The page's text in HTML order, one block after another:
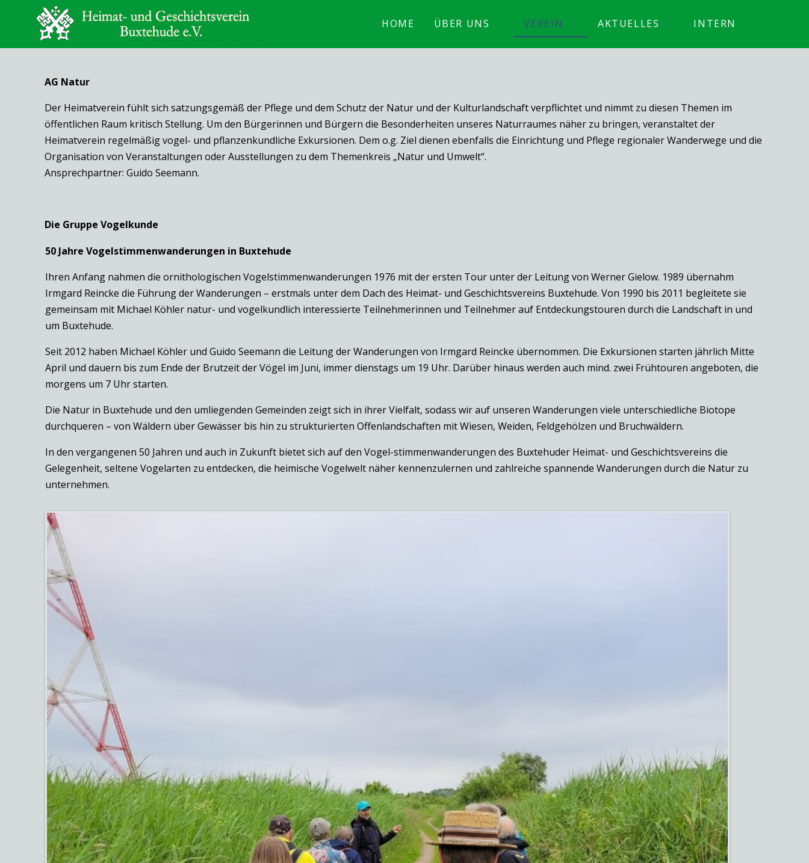
HOME ÜBER UNS VEREIN AKTUELLES INTERN
AG Natur
Der Heimatverein fühlt sich satzungsgemäß der Pflege und dem Schutz der Natur und der Kulturlandschaft verpflichtet und nimmt zu diesen Themen im
öffentlichen Raum kritisch Stellung. Um den Bürgerinnen und Bürgern die Besonderheiten unseres Naturraumes näher zu bringen, veranstaltet der
Heimatverein regelmäßig vogel- und pflanzenkundliche Exkursionen. Dem o.g. Ziel dienen ebenfalls die Einrichtung und Pflege regionaler Wanderwege und die
Organisation von Veranstaltungen oder Ausstellungen zu dem Themenkreis „Natur und Umwelt“.
Ansprechpartner: Guido Seemann.
Die Gruppe Vogelkunde
50 Jahre Vogelstimmenwanderungen in Buxtehude
Ihren Anfang nahmen die ornithologischen Vogelstimmenwanderungen 1976 mit der ersten Tour unter der Leitung von Werner Gielow. 1989 übernahm
Irmgard Reincke die Führung der Wanderungen – erstmals unter dem Dach des Heimat- und Geschichtsvereins Buxtehude. Von 1990 bis 2011 begleitete sie
gemeinsam mit Michael Köhler natur- und vogelkundlich interessierte Teilnehmerinnen und Teilnehmer auf Entdeckungstouren durch die Landschaft in und
um Buxtehude.
Seit 2012 haben Michael Köhler und Guido Seemann die Leitung der Wanderungen von Irmgard Reincke übernommen. Die Exkursionen starten jährlich Mitte
April und dauern bis zum Ende der Brutzeit der Vögel im Juni, immer dienstags um 19 Uhr. Darüber hinaus werden auch mind. zwei Frühtouren angeboten, die
morgens um 7 Uhr starten.
Die Natur in Buxtehude und den umliegenden Gemeinden zeigt sich in ihrer Vielfalt, sodass wir auf unseren Wanderungen viele unterschiedliche Biotope
durchqueren – von Wäldern über Gewässer bis hin zu strukturierten Offenlandschaften mit Wiesen, Weiden, Feldgehölzen und Bruchwäldern.
In den vergangenen 50 Jahren und auch in Zukunft bietet sich auf den Vogel-stimmenwanderungen des Buxtehuder Heimat- und Geschichtsvereins die
Gelegenheit, seltene Vogelarten zu entdecken, die heimische Vogelwelt näher kennenzulernen und zahlreiche spannende Wanderungen durch die Natur zu
unternehmen.